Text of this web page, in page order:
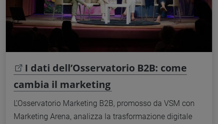
I dati dell’Osservatorio B2B: come
cambia il marketing
L’Osservatorio Marketing B2B, promosso da VSM con
Marketing Arena, analizza la trasformazione digitale